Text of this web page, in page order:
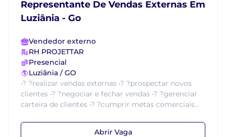
Representante De Vendas Externas Em
Luziânia - Go
Vendedor externo
RH PROJETTAR
Presencial
Luziânia / GO
•? ?realizar vendas externas •? ?prospectar novos
clientes •? ?negociar e fechar vendas •? ?gerenciar
carteira de clientes •? ?cumprir metas comerciais...
Abrir Vaga